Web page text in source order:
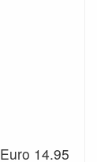
Euro 14.95